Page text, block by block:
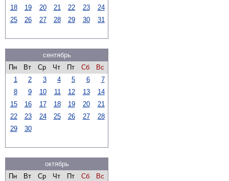
18
19 20 21 22 23
24
25
26 27 28 29 30 31
сентябрь
Пн
Вт Ср Чт Пт Сб
Вс
1
2 3 4 5 6
7
8
9 10 11 12 13
14
15
16 17 18 19 20
21
22
23 24 25 26 27
28
29
30
октябрь
Пн
Вт Ср Чт Пт Сб
Вс